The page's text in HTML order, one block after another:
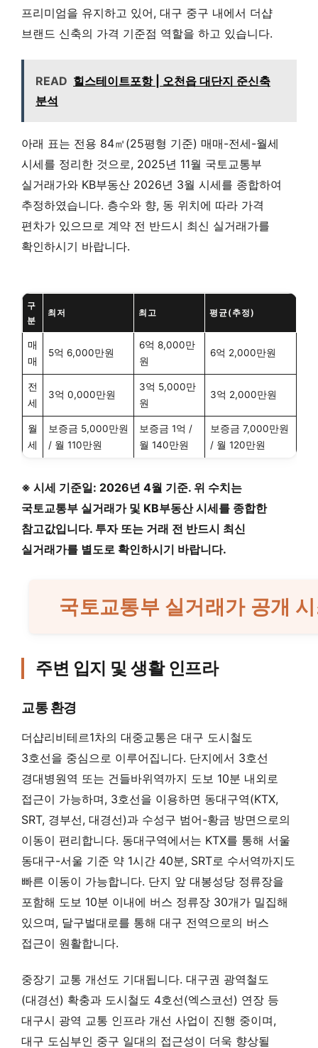
프리미엄을 유지하고 있어, 대구 중구 내에서 더샵
브랜드 신축의 가격 기준점 역할을 하고 있습니다.
READ 힐스테이트포항 | 오천읍 대단지 준신축
분석
아래 표는 전용 84㎡(25평형 기준) 매매-전세-월세
시세를 정리한 것으로, 2025년 11월 국토교통부
실거래가와 KB부동산 2026년 3월 시세를 종합하여
추정하였습니다. 층수와 향, 동 위치에 따라 가격
편차가 있으므로 계약 전 반드시 최신 실거래가를
확인하시기 바랍니다.
구
분
최저 최고 평균(추정)
매
매
5억 6,000만원
6억 8,000만
원
6억 2,000만원
전
세
3억 0,000만원
3억 5,000만
원
3억 2,000만원
월
세
보증금 5,000만원
/ 월 110만원
보증금 1억 /
월 140만원
보증금 7,000만원
/ 월 120만원
※ 시세 기준일: 2026년 4월 기준. 위 수치는
국토교통부 실거래가 및 KB부동산 시세를 종합한
참고값입니다. 투자 또는 거래 전 반드시 최신
실거래가를 별도로 확인하시기 바랍니다.
국토교통부 실거래가 공개
주변 입지 및 생활 인프라
교통 환경
더샵리비테르1차의 대중교통은 대구 도시철도
3호선을 중심으로 이루어집니다. 단지에서 3호선
경대병원역 또는 건들바위역까지 도보 10분 내외로
접근이 가능하며, 3호선을 이용하면 동대구역(KTX,
SRT, 경부선, 대경선)과 수성구 범어-황금 방면으로의
이동이 편리합니다. 동대구역에서는 KTX를 통해 서울
동대구-서울 기준 약 1시간 40분, SRT로 수서역까지도
빠른 이동이 가능합니다. 단지 앞 대봉성당 정류장을
포함해 도보 10분 이내에 버스 정류장 30개가 밀집해
있으며, 달구벌대로를 통해 대구 전역으로의 버스
접근이 원활합니다.
중장기 교통 개선도 기대됩니다. 대구권 광역철도
(대경선) 확충과 도시철도 4호선(엑스코선) 연장 등
대구시 광역 교통 인프라 개선 사업이 진행 중이며,
대구 도심부인 중구 일대의 접근성이 더욱 향상될